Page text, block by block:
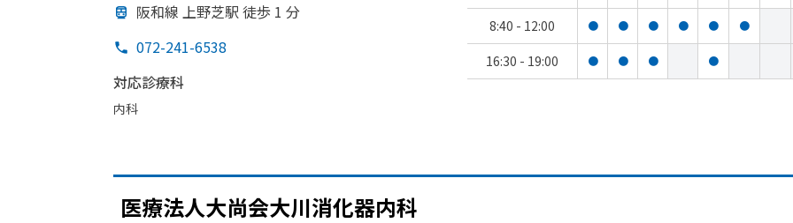
阪和線 上野芝駅 徒歩 1 分
072-241-6538
対応診療科
内科
8:40 - 12:00
● ● ● ● ● ●
16:30 - 19:00 ● ● ● ●
医療法人大尚会大川消化器内科